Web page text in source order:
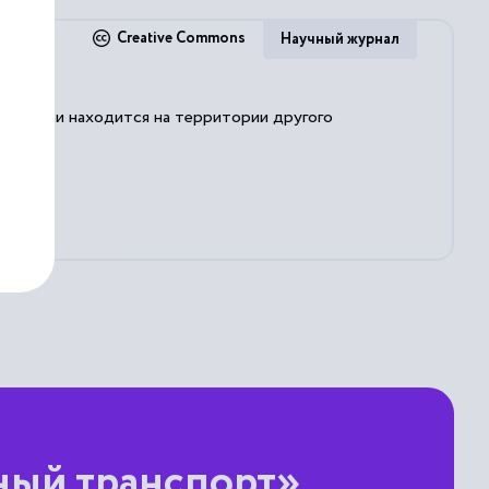
находится на территории другого
Creative Commons Научный журнал